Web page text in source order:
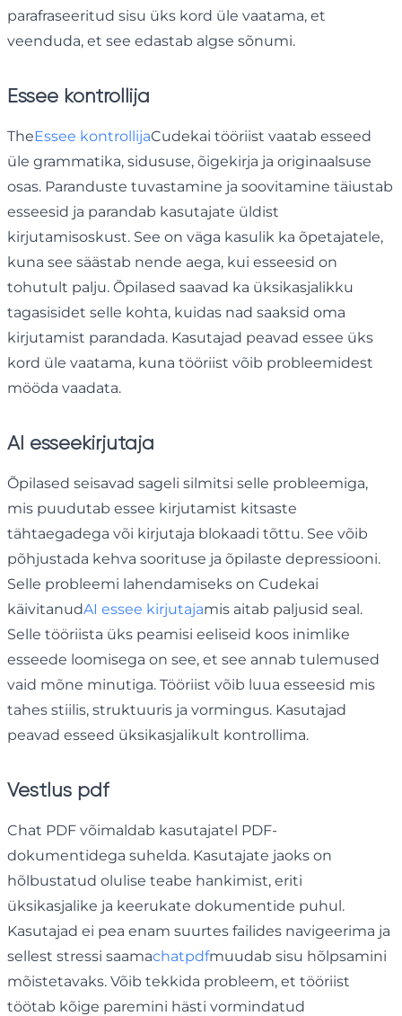
parafraseeritud sisu üks kord üle vaatama, et
veenduda, et see edastab algse sõnumi.
Essee kontrollija
TheEssee kontrollijaCudekai tööriist vaatab esseed
üle grammatika, sidususe, õigekirja ja originaalsuse
osas. Paranduste tuvastamine ja soovitamine täiustab
esseesid ja parandab kasutajate üldist
kirjutamisoskust. See on väga kasulik ka õpetajatele,
kuna see säästab nende aega, kui esseesid on
tohutult palju. Õpilased saavad ka üksikasjalikku
tagasisidet selle kohta, kuidas nad saaksid oma
kirjutamist parandada. Kasutajad peavad essee üks
kord üle vaatama, kuna tööriist võib probleemidest
mööda vaadata.
AI esseekirjutaja
Õpilased seisavad sageli silmitsi selle probleemiga,
mis puudutab essee kirjutamist kitsaste
tähtaegadega või kirjutaja blokaadi tõttu. See võib
põhjustada kehva soorituse ja õpilaste depressiooni.
Selle probleemi lahendamiseks on Cudekai
käivitanudAI essee kirjutajamis aitab paljusid seal.
Selle tööriista üks peamisi eeliseid koos inimlike
esseede loomisega on see, et see annab tulemused
vaid mõne minutiga. Tööriist võib luua esseesid mis
tahes stiilis, struktuuris ja vormingus. Kasutajad
peavad esseed üksikasjalikult kontrollima.
Vestlus pdf
Chat PDF võimaldab kasutajatel PDF-
dokumentidega suhelda. Kasutajate jaoks on
hõlbustatud olulise teabe hankimist, eriti
üksikasjalike ja keerukate dokumentide puhul.
Kasutajad ei pea enam suurtes failides navigeerima ja
sellest stressi saamachatpdfmuudab sisu hõlpsamini
mõistetavaks. Võib tekkida probleem, et tööriist
töötab kõige paremini hästi vormindatud